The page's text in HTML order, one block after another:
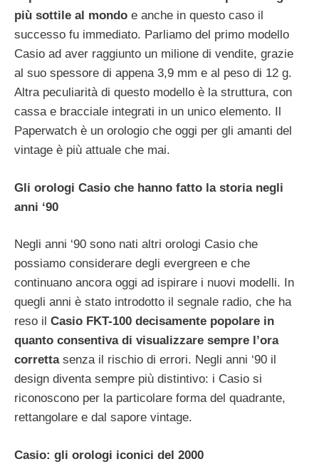
più sottile al mondo e anche in questo caso il
successo fu immediato. Parliamo del primo modello
Casio ad aver raggiunto un milione di vendite, grazie
al suo spessore di appena 3,9 mm e al peso di 12 g.
Altra peculiarità di questo modello è la struttura, con
cassa e bracciale integrati in un unico elemento. Il
Paperwatch è un orologio che oggi per gli amanti del
vintage è più attuale che mai.
Gli orologi Casio che hanno fatto la storia negli
anni ‘90
Negli anni ‘90 sono nati altri orologi Casio che
possiamo considerare degli evergreen e che
continuano ancora oggi ad ispirare i nuovi modelli. In
quegli anni è stato introdotto il segnale radio, che ha
reso il Casio FKT-100 decisamente popolare in
quanto consentiva di visualizzare sempre l’ora
correttasenza il rischio di errori. Negli anni ‘90 il
design diventa sempre più distintivo: i Casio si
riconoscono per la particolare forma del quadrante,
rettangolare e dal sapore vintage.
Casio: gli orologi iconici del 2000